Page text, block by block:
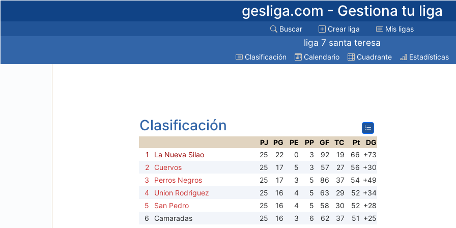
gesliga.com - Gestiona tu liga
Buscar Crear liga Mis ligas
liga 7 santa teresa
Clasificación Calendario Cuadrante Estadísticas
Clasificación
PJ PG PE PP GF TC Pt
DG
1
La Nueva Silao 25 22 0 3 92 19 66 +73
2
Cuervos 25 17 5 3 57 27 56 +30
3
Perros Negros 25 17 3 5 86 37 54 +49
4
Union Rodriguez 25 16 4 5 63 29 52 +34
5
San Pedro 25 16 4 5 58 30 52 +28
6
Camaradas 25 16 3 6 62 37 51 +25